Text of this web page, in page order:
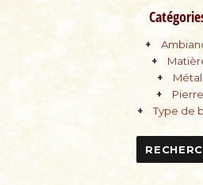
Métal
Pierre
Type de